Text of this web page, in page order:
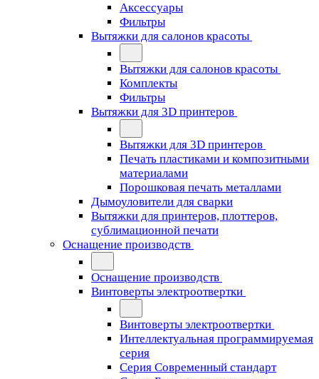
Аксессуары
Фильтры
Вытяжки для салонов красоты
Вытяжки для салонов красоты
Комплекты
Фильтры
Вытяжки для 3D принтеров
Вытяжки для 3D принтеров
Печать пластиками и композитными
материалами
Порошковая печать металлами
Дымоуловители для сварки
Вытяжки для принтеров, плоттеров,
сублимационной печати
Оснащение производств
Оснащение производств
Винтоверты электроотвертки
Винтоверты электроотвертки
Интеллектуальная программируемая
серия
Серия Современный стандарт